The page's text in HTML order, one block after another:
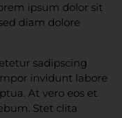
ipsum dolor sit
diam dolore
sadipscing
invidunt labore
At vero eos et
Stet clita